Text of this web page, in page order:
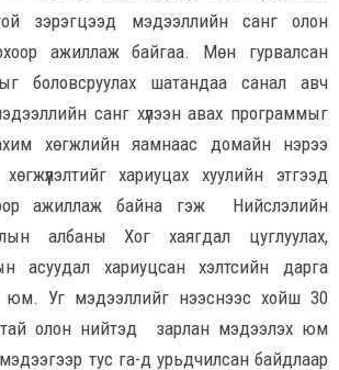
зэрэгцээд мэдээллийн санг олон
ажиллаж байгаа. Мөн гурвалсан
боловсруулах шатандаа санал авч
санг хүлээн авах программыг
хөгжлийн яамнаас домайн нэрээ
хариуцах хуулийн этгээд
ажиллаж байна гэж Нийслэлийн
албаны Хог хаягдал цуглуулах,
асуудал хариуцсан хэлтсийн дарга
юм. Уг мэдээллийг нээснээс хойш 30
олон нийтэд зарлан мэдээлэх юм
тус га-д урьдчилсан байдлаар